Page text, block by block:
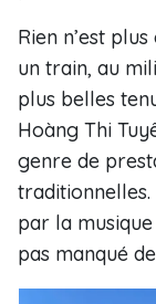
Rien n’est
un train, au
plus belles
Hoàng Thi
genre de
par la
pas manqué